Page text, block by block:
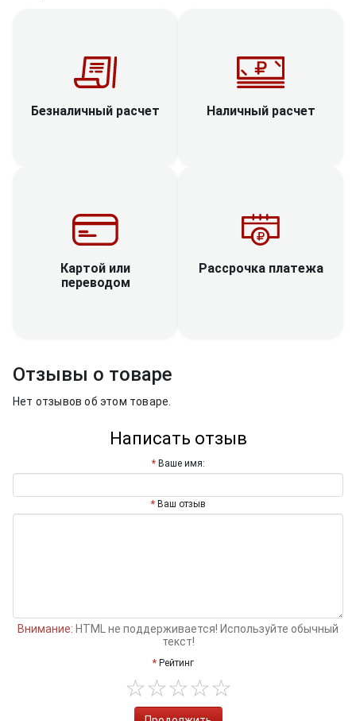
Безналичный расчет Наличный расчет
Картой или
переводом
Рассрочка платежа
Отзывы о товаре
Нет отзывов об этом товаре.
Написать отзыв
Ваше имя:
Ваш отзыв
Внимание: HTML не поддерживается! Используйте обычный
текст!
Рейтинг